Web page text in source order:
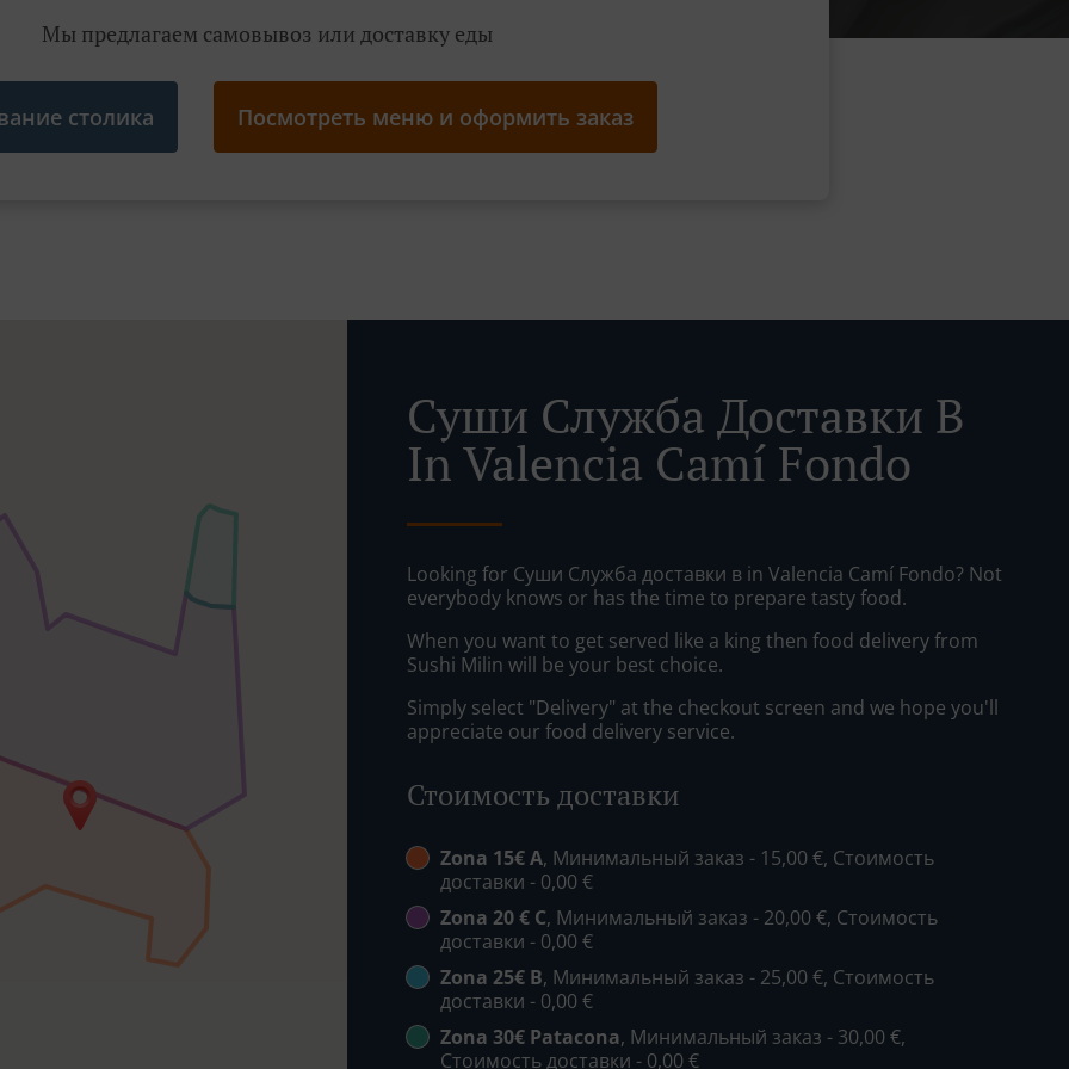
Мы предлагаем самовывоз или доставку еды
столика Посмотреть меню и оформить заказ
Суши Служба Доставки В
In Valencia Camí Fondo
Looking for Суши Служба доставки в in Valencia Camí Fondo? Not
everybody knows or has the time to prepare tasty food.
When you want to get served like a king then food delivery from
Sushi Milin will be your best choice.
Simply select "Delivery" at the checkout screen and we hope you'll
appreciate our food delivery service.
Стоимость доставки
Zona 15€ A, Минимальный заказ - 15,00 €, Стоимость
доставки - 0,00 €
Zona 20 € C, Минимальный заказ - 20,00 €, Стоимость
доставки - 0,00 €
Zona 25€ B, Минимальный заказ - 25,00 €, Стоимость
доставки - 0,00 €
Zona 30€ Patacona, Минимальный заказ - 30,00 €,
Стоимость доставки - 0,00 €